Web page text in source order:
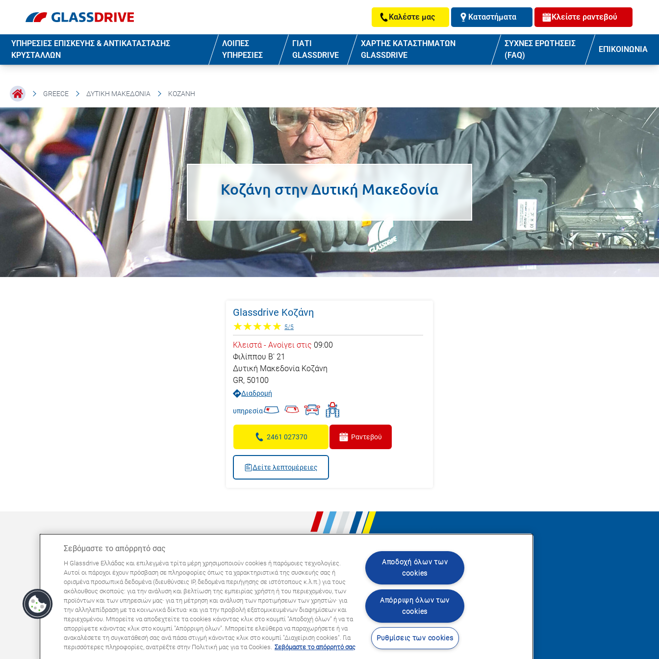
Καλέστε μας Καταστήματα Κλείστε ραντεβού
ΥΠΗΡΕΣΙΕΣ ΕΠΙΣΚΕΥΗΣ & ΑΝΤΙΚΑΤΑΣΤΑΣΗΣ
ΚΡΥΣΤΑΛΛΩΝ
ΛΟΙΠΕΣ
ΥΠΗΡΕΣΙΕΣ
ΓΙΑΤΙ
GLASSDRIVE
ΧΑΡΤΗΣ ΚΑΤΑΣΤΗΜΑΤΩΝ
GLASSDRIVE
ΣΥΧΝΕΣ ΕΡΩΤΗΣΕΙΣ
(FAQ)
ΕΠΙΚΟΙΝΩΝΙΑ
GREECE ΔΥΤΙΚΉ ΜΑΚΕΔΟΝΊΑ ΚΟΖΆΝΗ
Κοζάνη στην Δυτική Μακεδονία
Glassdrive Κοζάνη
5/5
Κλειστά -Ανοίγει στις 09:00
Φιλίππου Β' 21
Δυτική Μακεδονία Κοζάνη
GR, 50100
Διαδρομή
υπηρεσία
2461 027370 Ραντεβού
Δείτε λεπτομέρειες
ΜΠΟΡΕΊ ΝΑ ΣΑΣ ΕΝΔΙΑΦΈΡΕΙ
Συχνές ερωτήσεις
Σχετικά με εμάς
Πανευρωπαϊκό δίκτυο
Όροι Χρήσης ΙστοτόπουΠολιτική Απορρήτου
© Copyright 2024 Glassdrive. All rights reserved | 2024
Ακολουθήστε μας
Σεβόμαστε το απόρρητό σας
Η Glassdrive Ελλάδας και επιλεγμένα τρίτα μέρη χρησιμοποιούν cookies ή παρόμοιες τεχνολογίες.
Αυτοί οι πάροχοι έχουν πρόσβαση σε πληροφορίες όπως τα χαρακτηριστικά της συσκευής σας ή
ορισμένα προσωπικά δεδομένα (διευθύνσεις IP, δεδομένα περιήγησης σε ιστότοπους κ.λ.π.) για τους
ακόλουθους σκοπούς: για την ανάλυση και βελτίωση της εμπειρίας χρήστη ή του περιεχομένου, των
προϊόντων και των υπηρεσιών μας· για τη μέτρηση και ανάλυση των προτιμήσεων των χρηστών· για
την αλληλεπίδραση με τα κοινωνικά δίκτυα· και για την προβολή εξατομικευμένων διαφημίσεων και
περιεχομένου. Μπορείτε να αποδεχτείτε τα cookies κάνοντας κλικ στο κουμπί "Αποδοχή όλων" ή να τα
απορρίψετε κάνοντας κλικ στο κουμπί "Απόρριψη όλων". Μπορείτε ελεύθερα να παραχωρήσετε ή να
ανακαλέσετε τη συγκατάθεσή σας ανά πάσα στιγμή κάνοντας κλικ στο κουμπί "Διαχείριση cookies". Για
περισσότερες πληροφορίες, ανατρέξτε στην Πολιτική μας για τα Cookies. Σεβόμαστε το απόρρητό σας
Αποδοχή όλων των
cookies
Απόρριψη όλων των
cookies
Ρυθμίσεις των cookies